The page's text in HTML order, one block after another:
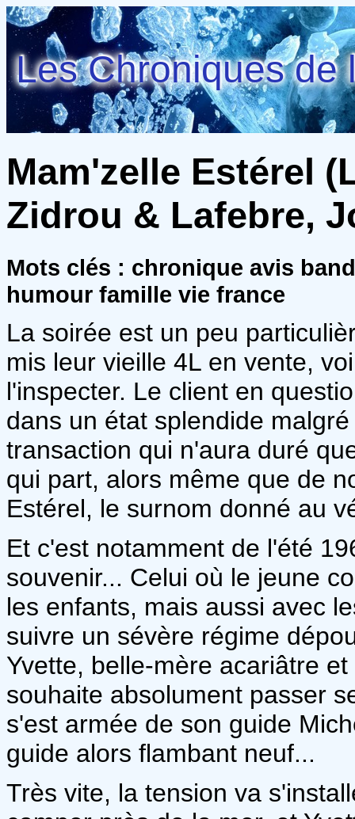
Les Chroniques de
Mam'zelle Estérel
Zidrou & Lafebre,
Mots clés : chronique avis
humour famille vie france
La soirée est un peu
mis leur vieille 4L en vente,
l'inspecter. Le client en
dans un état splendide
transaction qui n'aura duré
qui part, alors même que de
Estérel, le surnom donné au
Et c'est notamment de l'été
souvenir... Celui où le jeune
les enfants, mais aussi avec
suivre un sévère régime
Yvette, belle-mère acariâtre
souhaite absolument passer
s'est armée de son guide
guide alors flambant neuf...
Très vite, la tension va